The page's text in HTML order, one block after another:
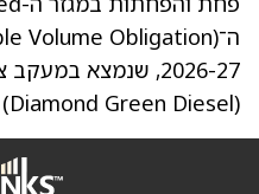
2026-27, שנמצא
Green Diesel).